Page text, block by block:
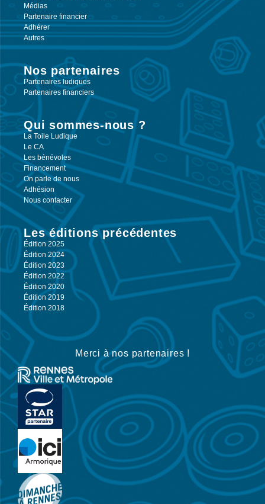
Médias
Partenaire financier
Adhérer
Autres
Nos partenaires
Partenaires ludiques
Partenaires financiers
Qui sommes-nous ?
La Toile Ludique
Le CA
Les bénévoles
Financement
On parle de nous
Adhésion
Nous contacter
Les éditions précédentes
Édition 2025
Édition 2024
Édition 2023
Édition 2022
Édition 2020
Édition 2019
Édition 2018
Merci à nos partenaires !